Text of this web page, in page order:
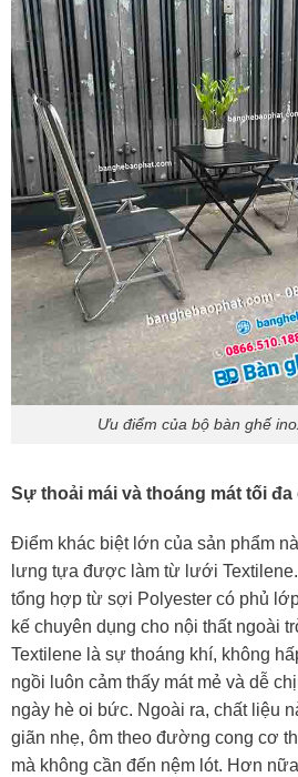
Ưu điểm của bộ bàn ghế
Sự thoải mái và thoáng mát tối
Điểm khác biệt lớn của sản phẩm
lưng tựa được làm từ lưới
tổng hợp từ sợi Polyester có phủ
kế chuyên dụng cho nội thất ngoài
Textilene là sự thoáng khí, không
ngồi luôn cảm thấy mát mẻ và dễ
ngày hè oi bức. Ngoài ra, chất liệu
giãn nhẹ, ôm theo đường cong cơ
mà không cần đến nệm lót. Hơn